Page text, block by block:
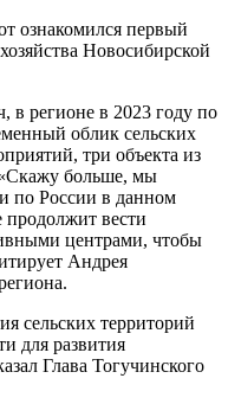
ознакомился первый
Новосибирской
в регионе в 2023 году по
облик сельских
три объекта из
больше, мы
по России в данном
вести
центрами, чтобы
Андрея
сельских территорий
для развития
Глава Тогучинского